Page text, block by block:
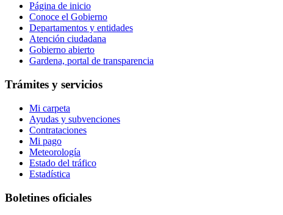
Página de inicio
Conoce el Gobierno
Departamentos y entidades
Atención ciudadana
Gobierno abierto
Gardena, portal de transparencia
Trámites y servicios
Mi carpeta
Ayudas y subvenciones
Contrataciones
Mi pago
Meteorología
Estado del tráfico
Estadística
Boletines oficiales